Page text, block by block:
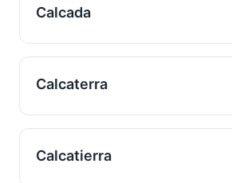
Calcada
Calcaterra
Calcatierra